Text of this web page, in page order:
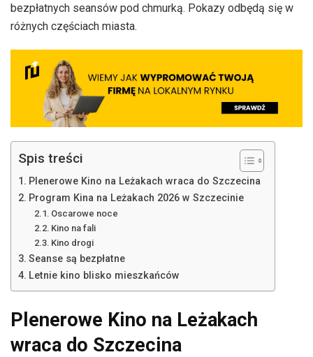
bezpłatnych seansów pod chmurką. Pokazy odbędą się w
różnych częściach miasta.
Spis treści
Plenerowe Kino na Leżakach wraca do Szczecina
Program Kina na Leżakach 2026 w Szczecinie
Oscarowe noce
Kino na fali
Kino drogi
Seanse są bezpłatne
Letnie kino blisko mieszkańców
Plenerowe Kino na Leżakach
wraca do Szczecina